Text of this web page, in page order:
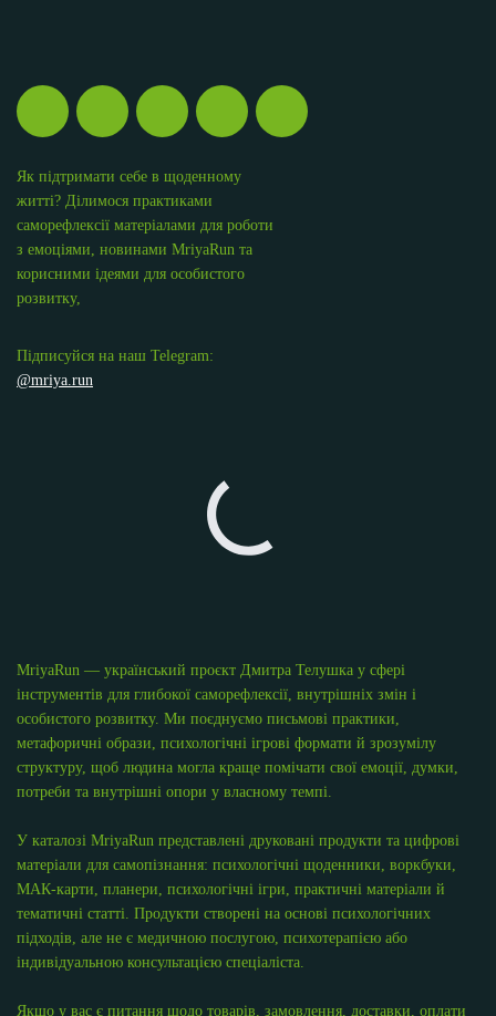
Як підтримати себе в щоденному
житті? Ділимося практиками
саморефлексії матеріалами для роботи
з емоціями, новинами MriyaRun та
корисними ідеями для особистого
розвитку,
Підписуйся на наш Telegram:
@mriya.run
MriyaRun — український проєкт Дмитра Телушка у сфері
інструментів для глибокої саморефлексії, внутрішніх змін і
особистого розвитку. Ми поєднуємо письмові практики,
метафоричні образи, психологічні ігрові формати й зрозумілу
структуру, щоб людина могла краще помічати свої емоції, думки,
потреби та внутрішні опори у власному темпі.
У каталозі MriyaRun представлені друковані продукти та цифрові
матеріали для самопізнання: психологічні щоденники, воркбуки,
МАК-карти, планери, психологічні ігри, практичні матеріали й
тематичні статті. Продукти створені на основі психологічних
підходів, але не є медичною послугою, психотерапією або
індивідуальною консультацією спеціаліста.
Якщо у вас є питання щодо товарів, замовлення, доставки, оплати